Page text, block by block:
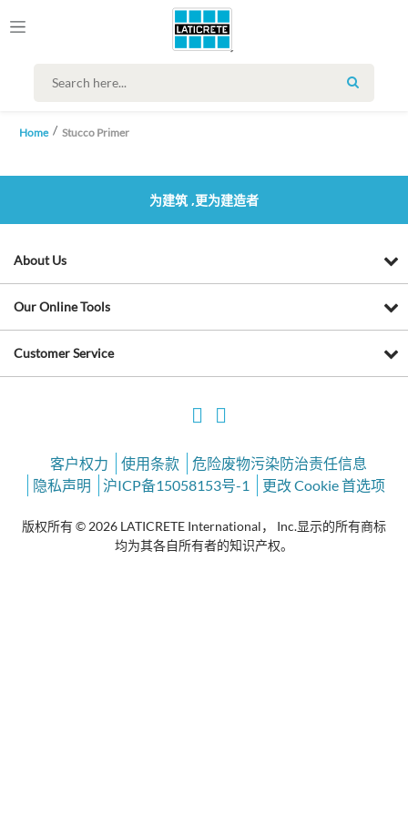
SEARCH
Home Stucco Primer
为建筑 ,更为建造者
About Us
Our Online Tools
Customer Service
客户权力 使用条款
危险废物污染防治责任信息
隐私声明
沪ICP备15058153号-1 更改 Cookie 首选项
版权所有 © 2026 LATICRETE International， Inc.显示的所有商标
均为其各自所有者的知识产权。